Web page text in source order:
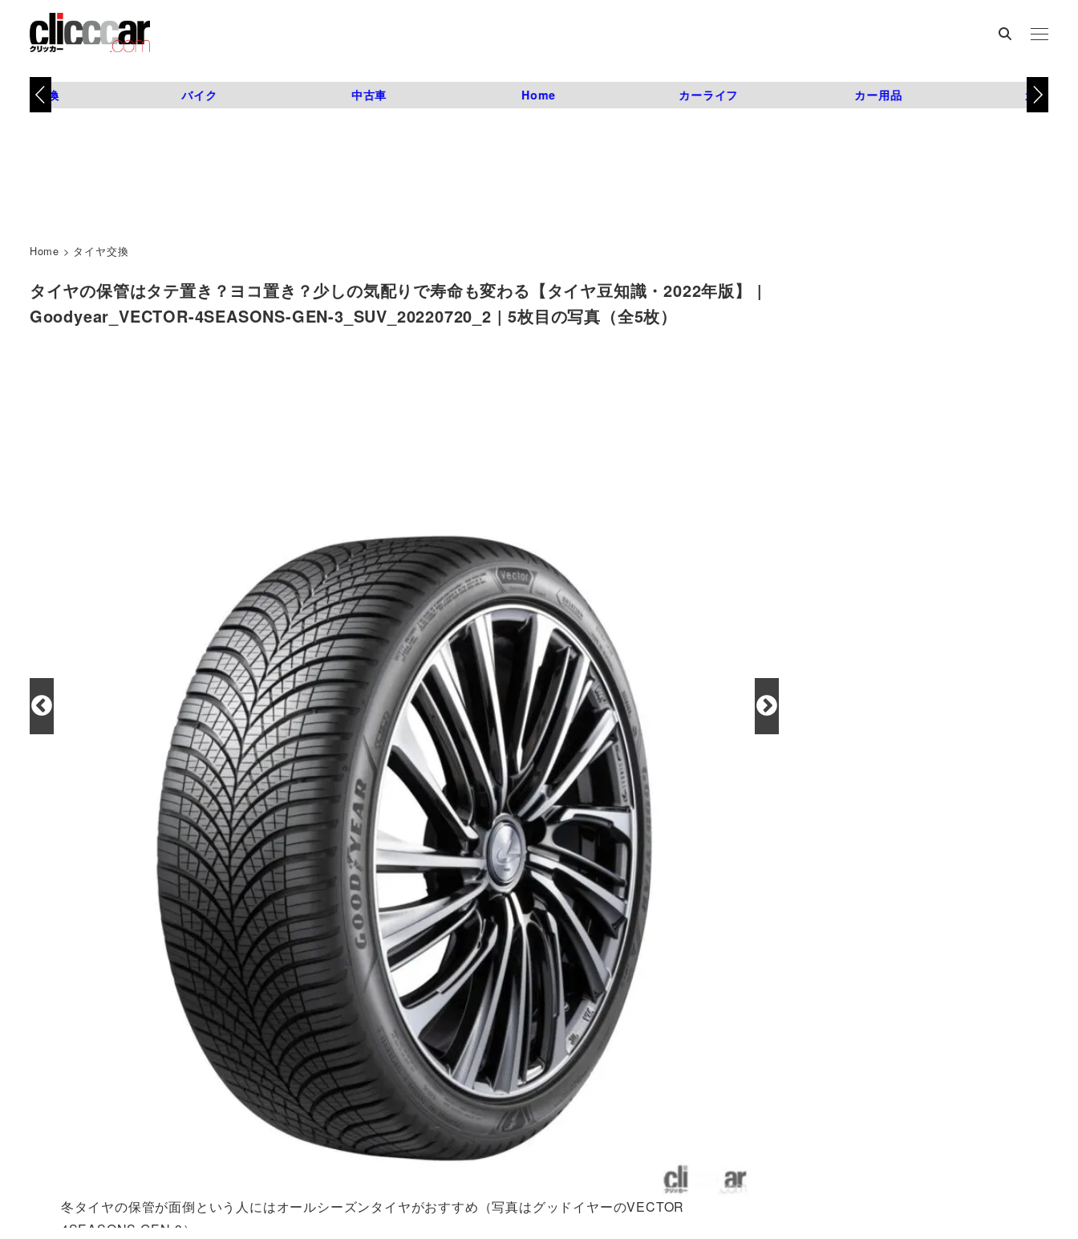
タイヤ交換 バイク 中古車 Home カーライフ カー用品 カスタム
Home > タイヤ交換
タイヤの保管はタテ置き？ヨコ置き？少しの気配りで寿命も変わる【タイヤ豆知識・2022年版】 |
Goodyear_VECTOR-4SEASONS-GEN-3_SUV_20220720_2 | 5枚目の写真（全5枚）
冬タイヤの保管が面倒という人にはオールシーズンタイヤがおすすめ（写真はグッドイヤーのVECTOR
4SEASONS GEN-3）